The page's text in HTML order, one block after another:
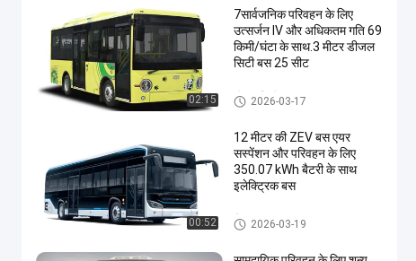
02:15
7सार्वजनिक परिवहन के लिए
उत्सर्जन IV और अधिकतम गति 69
किमी/घंटा के साथ.3 मीटर डीजल
सिटी बस 25 सीट
डीजल सिटी बस
2026-03-17
00:52
12 मीटर की ZEV बस एयर
सस्पेंशन और परिवहन के लिए
350.07 kWh बैटरी के साथ
इलेक्ट्रिक बस
ज़ेव बस2026-03-19